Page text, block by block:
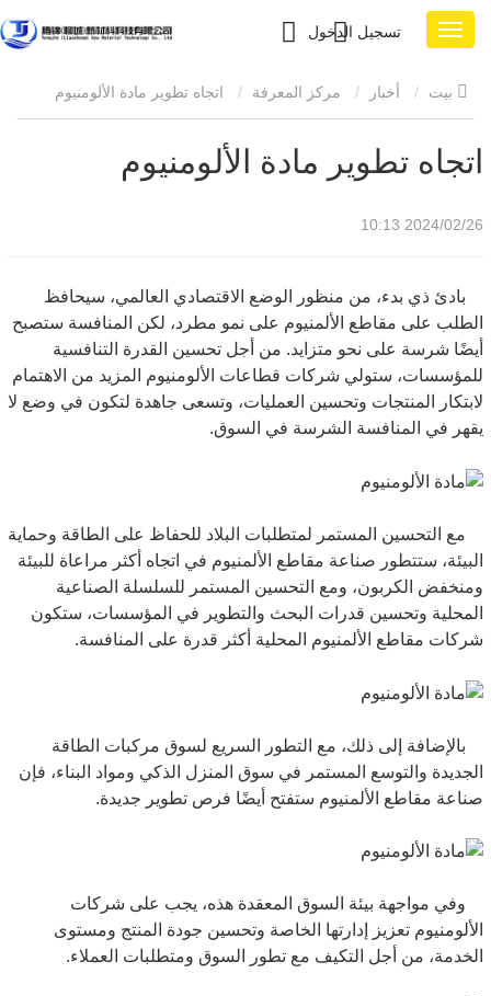
تسجيل الدخول
أخبار مركز المعرفة
اتجاه تطوير مادة الألومنيوم
2024/02/26 10:13
بادئ ذي بدء، من منظور الوضع الاقتصادي العالمي، سيحافظ
الطلب على مقاطع الألمنيوم على نمو مطرد، لكن المنافسة ستصبح
أيضًا شرسة على نحو متزايد. من أجل تحسين القدرة التنافسية
للمؤسسات، ستولي شركات قطاعات الألومنيوم المزيد من الاهتمام
لابتكار المنتجات وتحسين العمليات، وتسعى جاهدة لتكون في وضع لا
يقهر في المنافسة الشرسة في السوق.
مع التحسين المستمر لمتطلبات البلاد للحفاظ على الطاقة وحماية
البيئة، ستتطور صناعة مقاطع الألمنيوم في اتجاه أكثر مراعاة للبيئة
ومنخفض الكربون، ومع التحسين المستمر للسلسلة الصناعية
المحلية وتحسين قدرات البحث والتطوير في المؤسسات، ستكون
شركات مقاطع الألمنيوم المحلية أكثر قدرة على المنافسة.
بالإضافة إلى ذلك، مع التطور السريع لسوق مركبات الطاقة
الجديدة والتوسع المستمر في سوق المنزل الذكي ومواد البناء، فإن
صناعة مقاطع الألمنيوم ستفتح أيضًا فرص تطوير جديدة.
وفي مواجهة بيئة السوق المعقدة هذه، يجب على شركات
الألومنيوم تعزيز إدارتها الخاصة وتحسين جودة المنتج ومستوى
الخدمة، من أجل التكيف مع تطور السوق ومتطلبات العملاء.